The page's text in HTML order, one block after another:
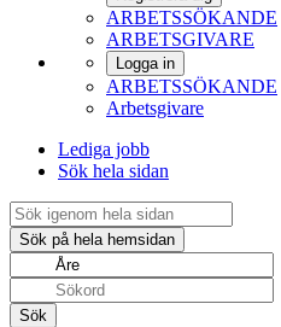
ARBETSSÖKANDE
ARBETSGIVARE
Logga in
ARBETSSÖKANDE
Arbetsgivare
Lediga jobb
Sök hela sidan